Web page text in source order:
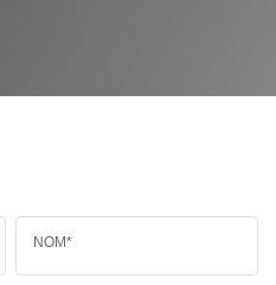
NOM*